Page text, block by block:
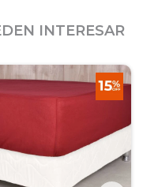
INTERESAR